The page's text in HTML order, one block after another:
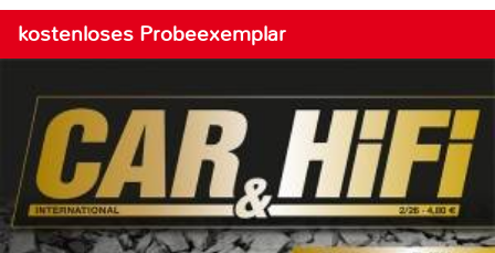
kostenloses Probeexemplar